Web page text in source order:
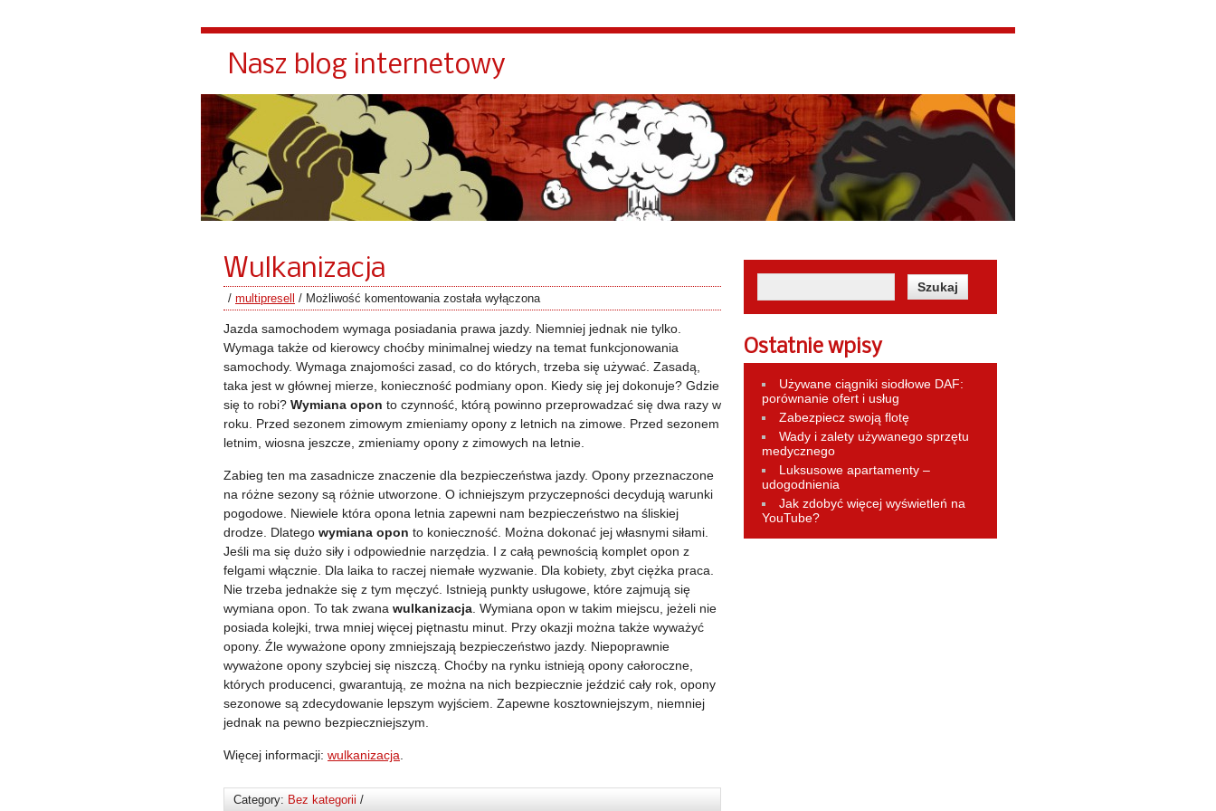
Nasz blog internetowy
Wulkanizacja
/ multipresell / Możliwość komentowania została wyłączona
Jazda samochodem wymaga posiadania prawa jazdy. Niemniej jednak nie tylko.
Wymaga także od kierowcy choćby minimalnej wiedzy na temat funkcjonowania
samochody. Wymaga znajomości zasad, co do których, trzeba się używać. Zasadą,
taka jest w głównej mierze, konieczność podmiany opon. Kiedy się jej dokonuje? Gdzie
się to robi? Wymiana opon to czynność, którą powinno przeprowadzać się dwa razy w
roku. Przed sezonem zimowym zmieniamy opony z letnich na zimowe. Przed sezonem
letnim, wiosna jeszcze, zmieniamy opony z zimowych na letnie.
Zabieg ten ma zasadnicze znaczenie dla bezpieczeństwa jazdy. Opony przeznaczone
na różne sezony są różnie utworzone. O ichniejszym przyczepności decydują warunki
pogodowe. Niewiele która opona letnia zapewni nam bezpieczeństwo na śliskiej
drodze. Dlatego wymiana opon to konieczność. Można dokonać jej własnymi siłami.
Jeśli ma się dużo siły i odpowiednie narzędzia. I z całą pewnością komplet opon z
felgami włącznie. Dla laika to raczej niemałe wyzwanie. Dla kobiety, zbyt ciężka praca.
Nie trzeba jednakże się z tym męczyć. Istnieją punkty usługowe, które zajmują się
wymiana opon. To tak zwana wulkanizacja . Wymiana opon w takim miejscu, jeżeli nie
posiada kolejki, trwa mniej więcej piętnastu minut. Przy okazji można także wyważyć
opony. Źle wyważone opony zmniejszają bezpieczeństwo jazdy. Niepoprawnie
wyważone opony szybciej się niszczą. Choćby na rynku istnieją opony całoroczne,
których producenci, gwarantują, ze można na nich bezpiecznie jeździć cały rok, opony
sezonowe są zdecydowanie lepszym wyjściem. Zapewne kosztowniejszym, niemniej
jednak na pewno bezpieczniejszym.
Więcej informacji: wulkanizacja
Category: Bez kategorii /
Ostatnie wpisy
Używane ciągniki siodłowe DAF:
porównanie ofert i usług
Zabezpiecz swoją flotę
Wady i zalety używanego sprzętu
medycznego
Luksusowe apartamenty –
udogodnienia
Jak zdobyć więcej wyświetleń na
YouTube?